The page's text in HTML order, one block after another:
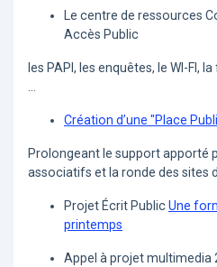
Le centre de ressources
Accès Public
les PAPI, les enquêtes, le WI-FI,
...
Création d’une "Place
Prolongeant le support apporté
associatifs et la ronde des sites
Projet Écrit PublicUne
printemps
Appel à projet multimedia